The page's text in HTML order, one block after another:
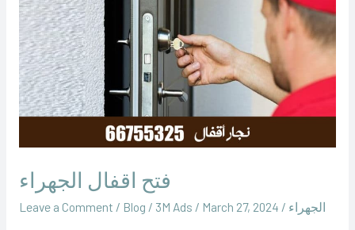
فتح اقفال الجهراء
Leave a Comment / Blog / / March 27, 2024 / الجهراء
اقفال
الجهراء